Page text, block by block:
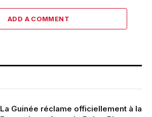
ADD A COMMENT
La Guinée réclame officiellement à la